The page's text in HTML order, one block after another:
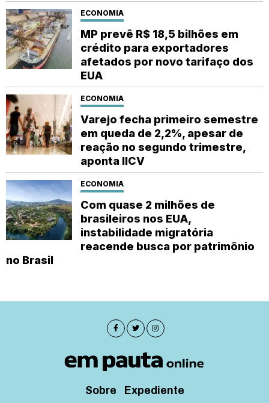
ECONOMIA
MP prevê R$ 18,5 bilhões em
crédito para exportadores
afetados por novo tarifaço dos
EUA
ECONOMIA
Varejo fecha primeiro semestre
em queda de 2,2%, apesar de
reação no segundo trimestre,
aponta IICV
ECONOMIA
Com quase 2 milhões de
brasileiros nos EUA,
instabilidade migratória
reacende busca por patrimônio
no Brasil
Sobre Expediente